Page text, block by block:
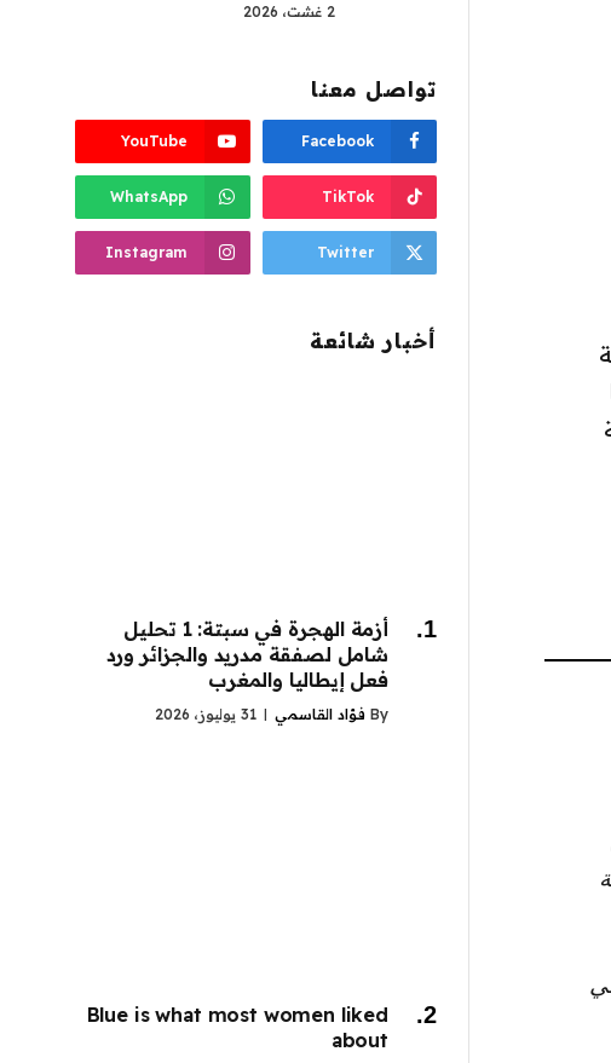
2 غشت، 2026
تواصل معنا
Facebook
YouTube
TikTok
WhatsApp
Twitter
Instagram
أخبار شائعة
أزمة الهجرة في سبتة: 1 تحليل
شامل لصفقة مدريد والجزائر ورد
فعل إيطاليا والمغرب
By فؤاد القاسمي 31 يوليوز، 2026
Blue is what most women liked
about